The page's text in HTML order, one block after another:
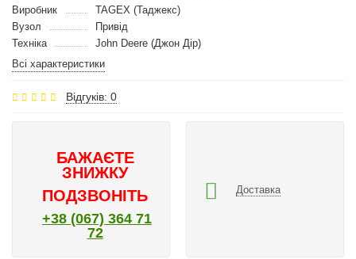
Виробник
TAGEX (Таджекс)
Вузол
Привід
Техніка
John Deere (Джон Дір)
Всі характеристики
Відгуків: 0
БАЖАЄТЕ
ЗНИЖКУ
ПОДЗВОНІТЬ
+38 (067) 364 71
72
Доставка